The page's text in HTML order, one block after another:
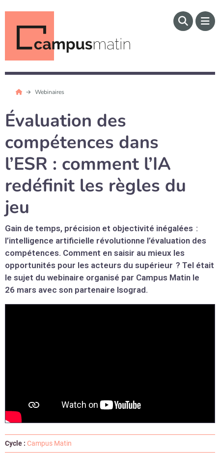
Webinaires
Évaluation des
compétences dans
l’ESR : comment l’IA
redéfinit les règles du
jeu
Gain de temps, précision et objectivité inégalées :
l’intelligence artificielle révolutionne l’évaluation des
compétences. Comment en saisir au mieux les
opportunités pour les acteurs du supérieur ? Tel était
le sujet du webinaire organisé par Campus Matin le
26 mars avec son partenaire Isograd.
Cycle : Campus Matin